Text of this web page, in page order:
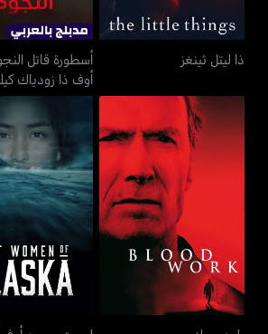
ذا ليتل ثينغز
أسطورة قاتل
أوف ذا زودياك
بلود وورك لوست ويمين